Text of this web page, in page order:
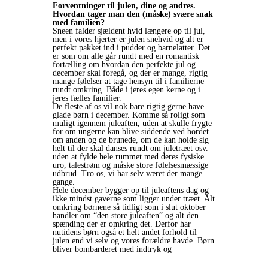
Forventninger til julen, dine og andres.
Hvordan tager man den (måske) svære snak
med familien?
Sneen falder sjældent hvid længere op til jul,
men i vores hjerter er julen snehvid og alt er
perfekt pakket ind i pudder og barnelatter. Det
er som om alle går rundt med en romantisk
fortælling om hvordan den perfekte jul og
december skal foregå, og der er mange, rigtig
mange følelser at tage hensyn til i familierne
rundt omkring. Både i jeres egen kerne og i
jeres fælles familier.
De fleste af os vil nok bare rigtig gerne have
glade børn i december. Komme så roligt som
muligt igennem juleaften, uden at skulle frygte
for om ungerne kan blive siddende ved bordet
om anden og de brunede, om de kan holde sig
helt til der skal danses rundt om juletræet osv.
uden at fylde hele rummet med deres fysiske
uro, talestrøm og måske store følelsesmæssige
udbrud. Tro os, vi har selv været der mange
gange.
Hele december bygger op til juleaftens dag og
ikke mindst gaverne som ligger under træet. Alt
omkring børnene så tidligt som i slut oktober
handler om “den store juleaften” og alt den
spænding der er omkring det. Derfor har
nutidens børn også et helt andet forhold til
julen end vi selv og vores forældre havde. Børn
bliver bombarderet med indtryk og